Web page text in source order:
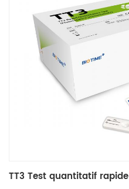
TT3 Test quantitatif rapide